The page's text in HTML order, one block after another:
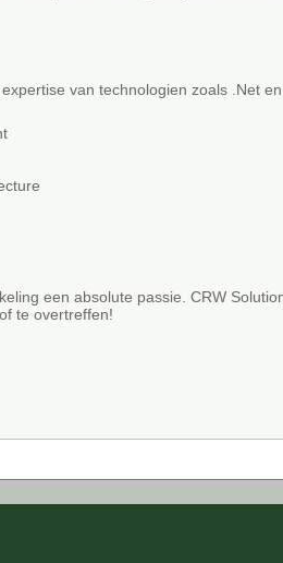
van technologien zoals .Net
een absolute passie. CRW
te overtreffen!